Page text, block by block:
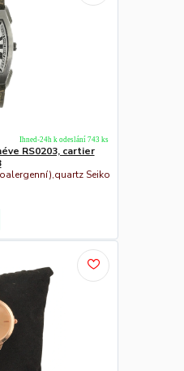
RS0203, cartier
Seiko
Ihned-24h k odeslání 743 ks